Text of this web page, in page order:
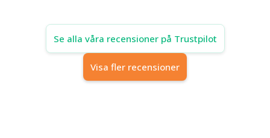
Se alla våra recensioner på Trustpilot
Visa fler recensioner